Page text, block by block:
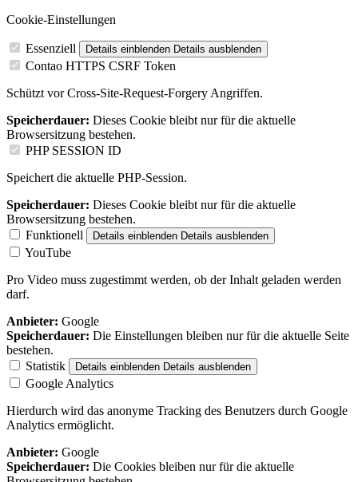
Cookie-Einstellungen
Essenziell Details einblenden Details ausblenden
Contao HTTPS CSRF Token
Schützt vor Cross-Site-Request-Forgery Angriffen.
Speicherdauer: Dieses Cookie bleibt nur für die aktuelle
Browsersitzung bestehen.
PHP SESSION ID
Speichert die aktuelle PHP-Session.
Speicherdauer: Dieses Cookie bleibt nur für die aktuelle
Browsersitzung bestehen.
Funktionell
Details einblenden Details ausblenden
YouTube
Pro Video muss zugestimmt werden, ob der Inhalt geladen werden
darf.
Anbieter: Google
Speicherdauer: Die Einstellungen bleiben nur für die aktuelle Seite
bestehen.
Statistik
Details einblenden Details ausblenden
Google Analytics
Hierdurch wird das anonyme Tracking des Benutzers durch Google
Analytics ermöglicht.
Anbieter: Google
Speicherdauer: Die Cookies bleiben nur für die aktuelle